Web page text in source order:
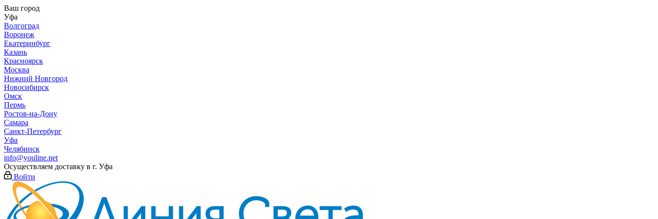
Ваш город
Уфа
Волгоград
Воронеж
Екатеринбург
Казань
Красноярск
Москва
Нижний Новгород
Новосибирск
Омск
Пермь
Ростов-на-Дону
Самара
Санкт-Петербург
Уфа
Челябинск
info@youline.net
Осуществляем доставку в г. Уфа
Войти